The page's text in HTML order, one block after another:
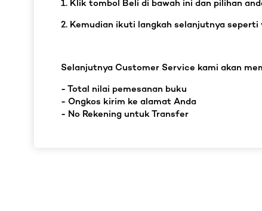
1. Klik tombol Beli di bawah ini dan pilihan
2. Kemudian ikuti langkah selanjutnya seperti
Selanjutnya Customer Service kami akan
- Total nilai pemesanan buku
- Ongkos kirim ke alamat Anda
- No Rekening untuk Transfer